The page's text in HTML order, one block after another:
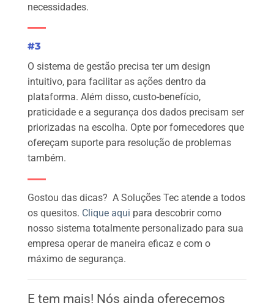
necessidades.
#3
O sistema de gestão precisa ter um design
intuitivo, para facilitar as ações dentro da
plataforma. Além disso, custo-benefício,
praticidade e a segurança dos dados precisam ser
priorizadas na escolha. Opte por fornecedores que
ofereçam suporte para resolução de problemas
também.
Gostou das dicas? A Soluções Tec atende a todos
os quesitos. Clique aqui para descobrir como
nosso sistema totalmente personalizado para sua
empresa operar de maneira eficaz e com o
máximo de segurança.
E tem mais! Nós ainda oferecemos